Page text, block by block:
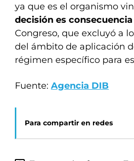
ya que es el organismo
decisión es
Congreso, que excluyó a
del ámbito de aplicación
régimen específico para
Fuente: Agencia DIB
Para compartir en redes